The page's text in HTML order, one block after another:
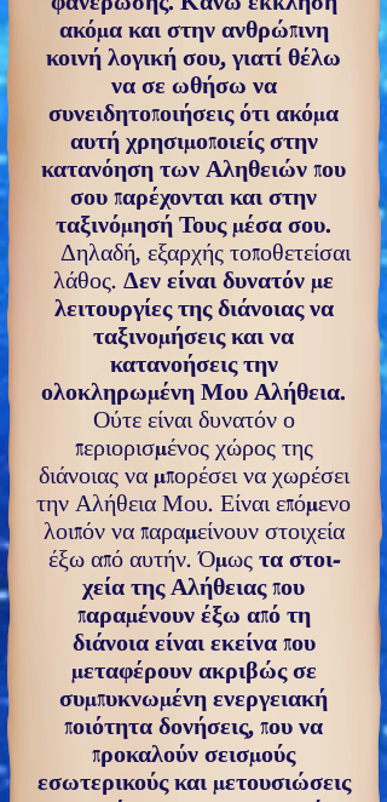
ακόμα και στην ανθρώπινη
κοινή λογική σου, γιατί θέλω
να σε ωθήσω να
συνειδητοποιήσεις ότι ακόμα
αυ­τή χρησιμοποιείς στην
κατανόηση των Αληθειών που
σου παρέχονται και στην
ταξινόμησή Τους μέσα σου.
Δηλαδή, εξαρχής τοποθετείσαι
λάθος. Δεν είναι δυ­νατόν με
λειτουργίες της διάνοιας να
ταξινομήσεις και να
κατανοήσεις την
ολοκληρωμένη Μου Αλήθεια.
Ούτε είναι δυνατόν ο
περιορισμένος χώρος της
διάνοιας να μπο­ρέσει να χωρέσει
την Αλήθεια Μου. Είναι επόμενο
λοιπόν να παραμείνουν στοιχεία
έξω από αυτήν. Όμως τα στοι­
χεία της Αλήθειας που
παραμένουν έξω από τη
διάνοια είναι εκείνα που
μεταφέρουν ακριβώς σε
συμπυκνωμένη ενεργειακή
ποιότητα δονήσεις, που να
προκαλούν σει­σμούς
εσωτερικούς και μετουσιώσεις